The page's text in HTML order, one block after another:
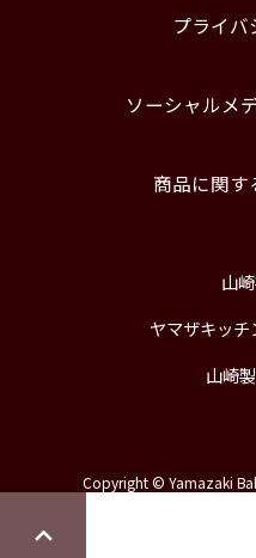
プライバ
ソーシャルメ
商品に関す
山
ヤマザキッ
山崎
Copyright © Yamazaki